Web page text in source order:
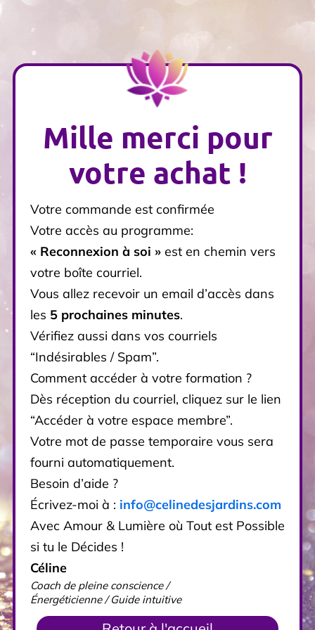
Mille merci pour
votre achat !
Votre commande est confirmée
Votre accès au programme:
« Reconnexion à soi » est en chemin vers
votre boîte courriel.
Vous allez recevoir un email d’accès dans
les 5 prochaines minutes.
Vérifiez aussi dans vos courriels
“Indésirables / Spam”.
Comment accéder à votre formation ?
Dès réception du courriel, cliquez sur le lien
“Accéder à votre espace membre”.
Votre mot de passe temporaire vous sera
fourni automatiquement.
Besoin d’aide ?
Écrivez-moi à : info@celinedesjardins.com
Avec Amour & Lumière où Tout est Possible
si tu le Décides !
Céline
Coach de pleine conscience /
Énergéticienne / Guide intuitive